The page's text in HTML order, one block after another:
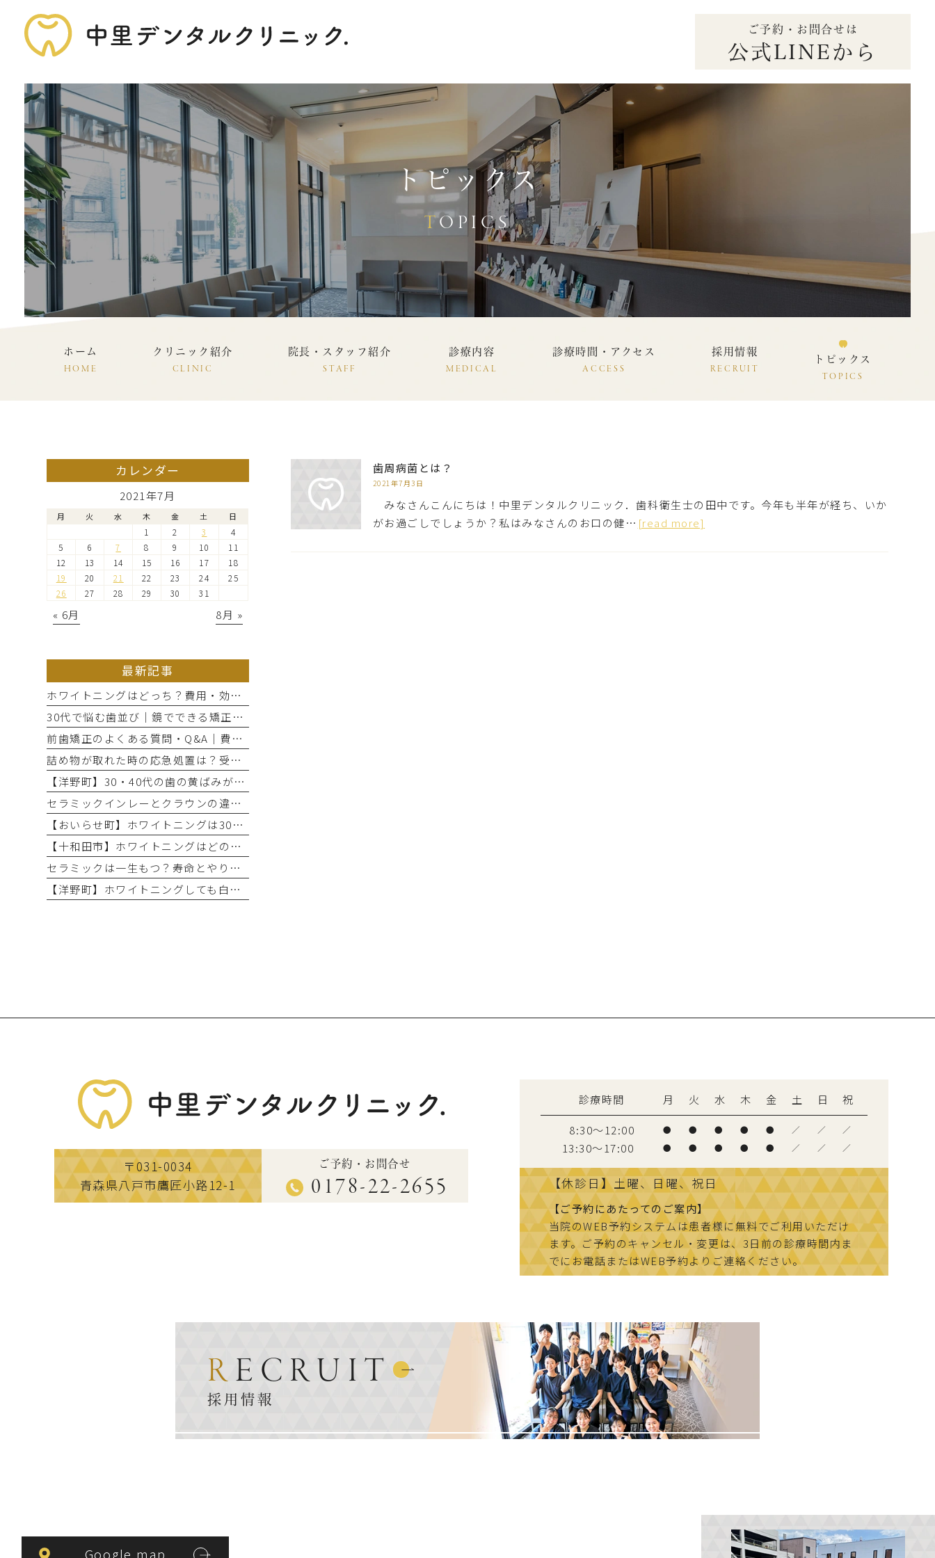
ご予約・お問合せは
公式LINEから
トピックス
TOPICS
ホーム
HOME
クリニック紹介
CLINIC
院長・スタッフ紹介
STAFF
診療内容
MEDICAL
診療時間・アクセス
ACCESS
採用情報
RECRUIT
トピックス
TOPICS
歯周病菌とは？
2021年7月3日
みなさんこんにちは！中里デンタルクリニック．歯科衛生士の田中です。今年も半年が経ち、いか
がお過ごしでしょうか？私はみなさんのお口の健… [read more]
カレンダー
2021年7月
月 火 水 木 金 土 日
1 2 3
4
5
6 7 8 9 10
11
12
13 14 15 16 17
18
19
20 21 22 23 24
25
26
27 28 29 30 31
« 6月 8月 »
最新記事
ホワイトニングはどっち？費用・効果・期間の違いから選び方を解説
30代で悩む歯並び｜鏡でできる矯正セルフチェックと将来のリスク
前歯矯正のよくある質問・Q&A｜費用・期間と部分矯正の適応を解説
詰め物が取れた時の応急処置は？受診までのNG行動と放置リスク
【洋野町】30・40代の歯の黄ばみが気になる方へ｜ホワイトニングで変わる歯と印象
セラミックインレーとクラウンの違いとは？治療範囲別に適した選択肢を解説
【おいらせ町】ホワイトニングは30・40代でも効果ある？年代別の特徴と始める前に知っておきたいこと
【十和田市】ホワイトニングはどのくらい持つ？持続期間と長持ちさせるコツ
セラミックは一生もつ？寿命とやり直しが必要になるケース
【洋野町】ホワイトニングしても白くならない理由とは？効果が出にくい人の特徴
〒031-0034
青森県八戸市鷹匠小路12-1
ご予約・お問合せ
0178-22-2655
診療時間 月 火 水 木 金 土 日
祝
8:30～12:00
● ● ● ● ● ／ ／ ／
13:30〜17:00 ● ● ● ● ● ／ ／ ／
【休診日】土曜、日曜、祝日
【ご予約にあたってのご案内】
当院のWEB予約システムは患者様に無料でご利用いただけ
ます。ご予約のキャンセル・変更は、3日前の診療時間内ま
でにお電話またはWEB予約よりご連絡ください。
RECRUIT
採用情報
Google map